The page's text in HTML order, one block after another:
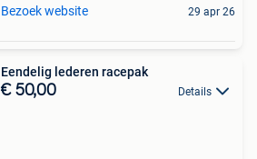
Bezoek website 29 apr 26
Eendelig lederen racepak
€ 50,00 Details